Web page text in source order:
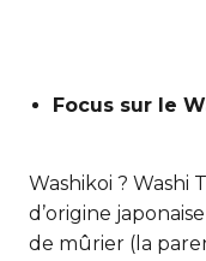
Focus sur le
Washikoi ? Washi
d’origine
de mûrier (la